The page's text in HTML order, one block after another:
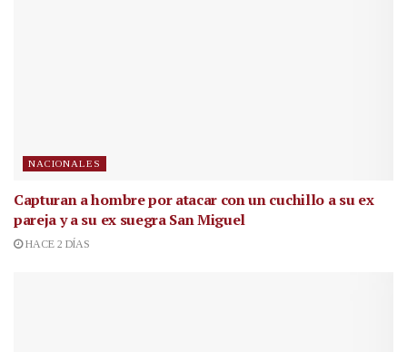
NACIONALES
Capturan a hombre por atacar con un cuchillo a su ex
pareja y a su ex suegra San Miguel
HACE 2 DÍAS